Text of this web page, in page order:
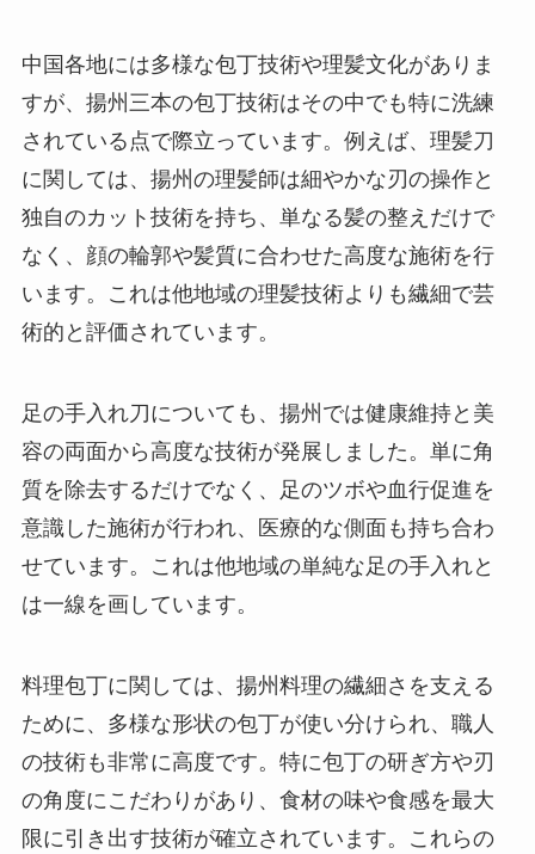
中国各地には多様な包丁技術や理髪文化がありま
すが、揚州三本の包丁技術はその中でも特に洗練
されている点で際立っています。例えば、理髪刀
に関しては、揚州の理髪師は細やかな刃の操作と
独自のカット技術を持ち、単なる髪の整えだけで
なく、顔の輪郭や髪質に合わせた高度な施術を行
います。これは他地域の理髪技術よりも繊細で芸
術的と評価されています。
足の手入れ刀についても、揚州では健康維持と美
容の両面から高度な技術が発展しました。単に角
質を除去するだけでなく、足のツボや血行促進を
意識した施術が行われ、医療的な側面も持ち合わ
せています。これは他地域の単純な足の手入れと
は一線を画しています。
料理包丁に関しては、揚州料理の繊細さを支える
ために、多様な形状の包丁が使い分けられ、職人
の技術も非常に高度です。特に包丁の研ぎ方や刃
の角度にこだわりがあり、食材の味や食感を最大
限に引き出す技術が確立されています。これらの